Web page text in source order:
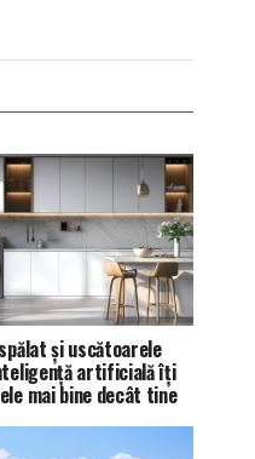
și uscătoarele
artificială îți
mai bine decât tine